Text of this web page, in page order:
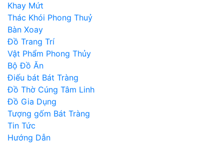
Khay Mứt
Thác Khói Phong Thuỷ
Bàn Xoay
Đồ Trang Trí
Vật Phẩm Phong Thủy
Bộ Đồ Ăn
Điếu bát Bát Tràng
Đồ Thờ Cúng Tâm Linh
Đồ Gia Dụng
Tượng gốm Bát Tràng
Tin Tức
Hướng Dẫn